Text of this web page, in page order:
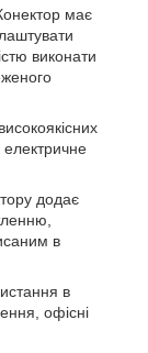
має
виконати
електричне
додає
в
в
офісні